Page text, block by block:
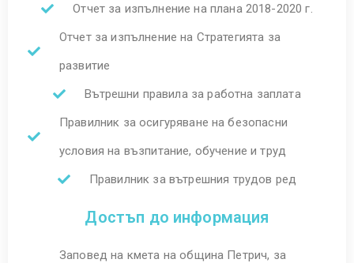
Отчет за изпълнение на плана 2018-2020 г.
Отчет за изпълнение на Стратегията за
развитие
Вътрешни правила за работна заплата
Правилник за осигуряване на безопасни
условия на възпитание, обучение и труд
Правилник за вътрешния трудов ред
Достъп до информация
Заповед на кмета на община Петрич, за